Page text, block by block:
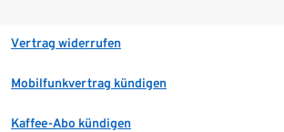
Vertrag widerrufen
Mobilfunkvertrag kündigen
Kaffee-Abo kündigen